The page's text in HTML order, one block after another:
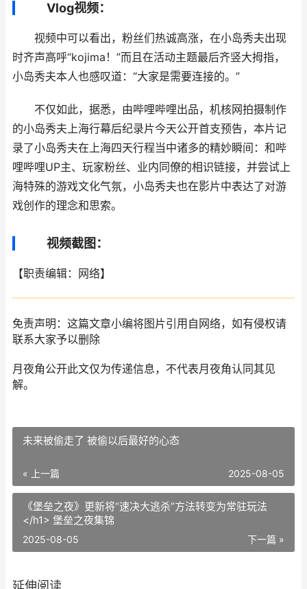
Vlog视频：
视频中可以看出，粉丝们热诚高涨，在小岛秀夫出现
时齐声高呼“kojima！”而且在活动主题最后齐竖大拇指，
小岛秀夫本人也感叹道：“大家是需要连接的。”
不仅如此，据悉，由哔哩哔哩出品，机核网拍摄制作
的小岛秀夫上海行幕后纪录片今天公开首支预告，本片记
录了小岛秀夫在上海四天行程当中诸多的精妙瞬间：和哔
哩哔哩UP主、玩家粉丝、业内同僚的相识链接，并尝试上
海特殊的游戏文化气氛，小岛秀夫也在影片中表达了对游
戏创作的理念和思索。
视频截图：
【职责编辑：网络】
免责声明：这篇文章小编将图片引用自网络，如有侵权请
联系大家予以删除
月夜角公开此文仅为传递信息，不代表月夜角认同其见
解。
未来被偷走了 被偷以后最好的心态
« 上一篇 2025-08-05
《堡垒之夜》更新将“速决大逃杀”方法转变为常驻玩法
</h1> 堡垒之夜集锦
下一篇 »
2025-08-05
延伸阅读